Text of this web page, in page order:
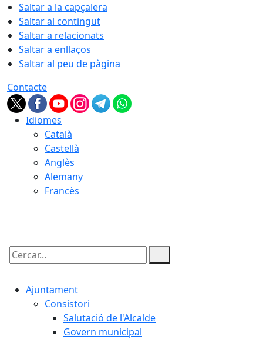
Saltar a la capçalera
Saltar al contingut
Saltar a relacionats
Saltar a enllaços
Saltar al peu de pàgina
Contacte
Idiomes
Català
Castellà
Anglès
Alemany
Francès
Cercar:
Ajuntament
Consistori
Salutació de l'Alcalde
Govern municipal